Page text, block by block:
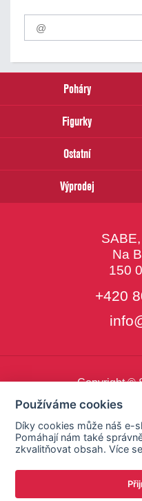
Pro
odběr
našich
email
Poháry
Figurky
Ostatní
Výprodej
Na
150
+420
Copyright ©
Používáme cookies
Díky cookies může náš e-
Pomáhají nám také
zkvalitňovat obsah. Více